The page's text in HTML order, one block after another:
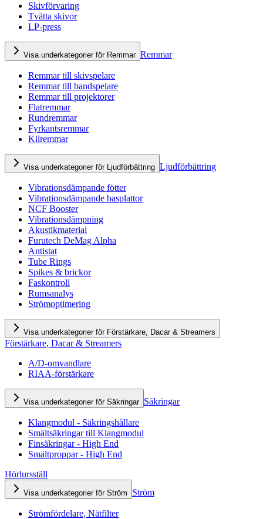
Skivförvaring
Tvätta skivor
LP-press
Visa underkategorier för Remmar Remmar
Remmar till skivspelare
Remmar till bandspelare
Remmar till projektorer
Flatremmar
Rundremmar
Fyrkantsremmar
Kilremmar
Visa underkategorier för Ljudförbättring Ljudförbättring
Vibrationsdämpande fötter
Vibrationsdämpande basplattor
NCF Booster
Vibrationsdämpning
Akustikmaterial
Furutech DeMag Alpha
Antistat
Tube Rings
Spikes & brickor
Faskontroll
Rumsanalys
Strömoptimering
Visa underkategorier för Förstärkare, Dacar & Streamers
Förstärkare, Dacar & Streamers
A/D-omvandlare
RIAA-förstärkare
Visa underkategorier för Säkringar Säkringar
Klangmodul - Säkringshållare
Smältsäkringar till Klangmodul
Finsäkringar - High End
Smältproppar - High End
Hörlursställ
Visa underkategorier för Ström Ström
Strömfördelare, Nätfilter